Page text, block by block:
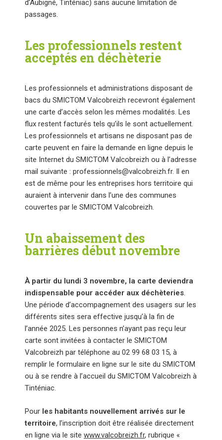
d’Aubigné, Tinténiac) sans aucune limitation de
passages.
Les professionnels restent
acceptés en déchèterie
Les professionnels et administrations disposant de
bacs du SMICTOM Valcobreizh recevront également
une carte d’accès selon les mêmes modalités. Les
flux restent facturés tels qu’ils le sont actuellement.
Les professionnels et artisans ne disposant pas de
carte peuvent en faire la demande en ligne depuis le
site Internet du SMICTOM Valcobreizh ou à l’adresse
mail suivante : professionnels@valcobreizh.fr. Il en
est de même pour les entreprises hors territoire qui
auraient à intervenir dans l’une des communes
couvertes par le SMICTOM Valcobreizh.
Un abaissement des
barrières début novembre
À partir du lundi 3 novembre, la carte deviendra
indispensable pour accéder aux déchèteries.
Une période d’accompagnement des usagers sur les
différents sites sera effective jusqu’à la fin de
l’année 2025. Les personnes n’ayant pas reçu leur
carte sont invitées à contacter le SMICTOM
Valcobreizh par téléphone au 02 99 68 03 15, à
remplir le formulaire en ligne sur le site du SMICTOM
ou à se rendre à l’accueil du SMICTOM Valcobreizh à
Tinténiac.
Pour les habitants nouvellement arrivés sur le
territoire, l’inscription doit être réalisée directement
en ligne via le site www.valcobreizh.fr, rubrique «